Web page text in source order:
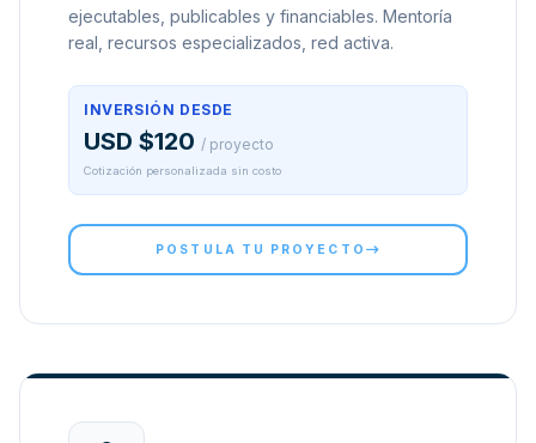
ejecutables, publicables y financiables. Mentoría
real, recursos especializados, red activa.
INVERSIÓN DESDE
USD $120 / proyecto
Cotización personalizada sin costo
POSTULA TU PROYECTO